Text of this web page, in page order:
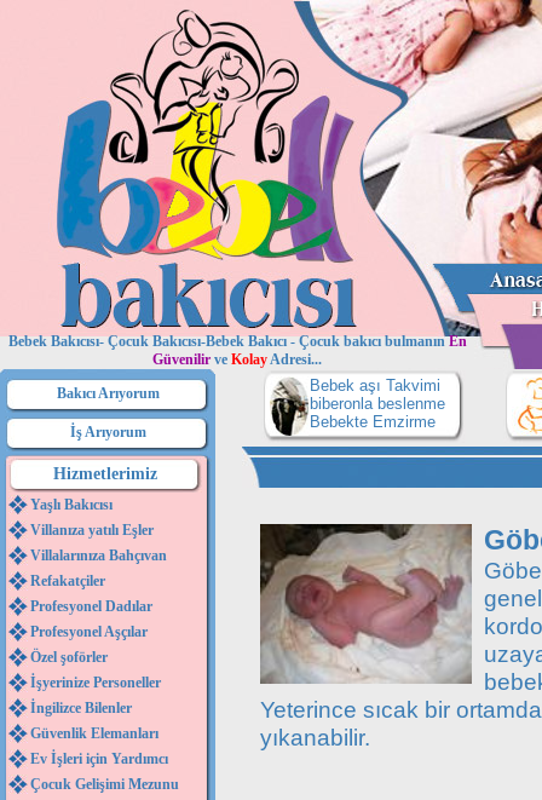
Bebek Bakıcısı- Çocuk Bakıcısı-Bebek Bakıcı - Çocuk bakıcı bulmanınEn
Güvenilir ve KolayAdresi...
Bakıcı Arıyorum
İş Arıyorum
Hizmetlerimiz
Yaşlı Bakıcısı
Villanıza yatılı Eşler
Villalarınıza Bahçıvan
Refakatçiler
Profesyonel Dadılar
Profesyonel Aşçılar
Özel şoförler
İşyerinize Personeller
İngilizce Bilenler
Güvenlik Elemanları
Ev İşleri için Yardımcı
Çocuk Gelişimi Mezunu
Bebek aşı Takvimi
biberonla beslenme
Bebekte Emzirme
Yeterince sıcak bir
yıkanabilir.